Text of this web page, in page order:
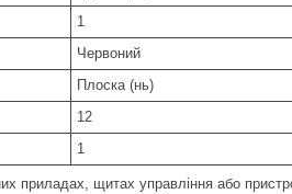
1
Червоний
Плоска (нь)
12
1
приладах, щитах управління або